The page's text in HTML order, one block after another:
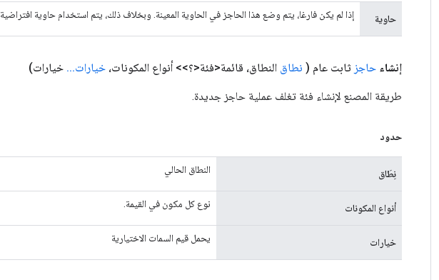
حاوية إذا لم يكن فارغا، يتم وضع هذا الحاجز في الحاوية المعينة. وبخلاف ذلك، يتم استخدام حاوية افتراضية.
إنشاء حاجز ثابت عام ( نطاق النطاق، قائمة<فئة<؟>> أنواع المكونات، خيارات.
.
. خيارات)
طريقة المصنع لإنشاء فئة تغلف عملية حاجز جديدة.
حدود
نِطَاق النطاق الحالي
أنواع المكونات نوع كل مكون في القيمة.
خيارات يحمل قيم السمات الاختيارية